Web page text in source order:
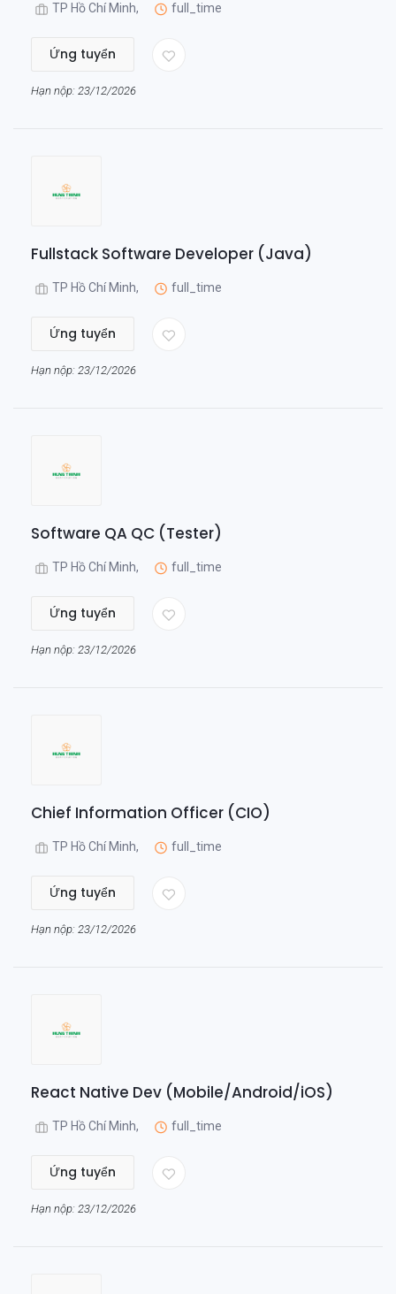
TP Hồ Chí Minh, full_time
Ứng tuyển
Hạn nộp: 23/12/2026
Fullstack Software Developer (Java)
TP Hồ Chí Minh, full_time
Ứng tuyển
Hạn nộp: 23/12/2026
Software QA QC (Tester)
TP Hồ Chí Minh, full_time
Ứng tuyển
Hạn nộp: 23/12/2026
Chief Information Officer (CIO)
TP Hồ Chí Minh, full_time
Ứng tuyển
Hạn nộp: 23/12/2026
React Native Dev (Mobile/Android/iOS)
TP Hồ Chí Minh, full_time
Ứng tuyển
Hạn nộp: 23/12/2026